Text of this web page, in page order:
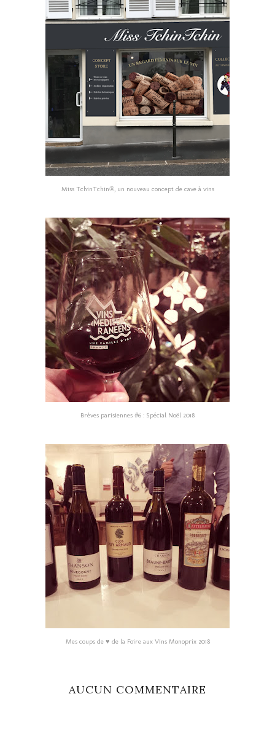
Miss TchinTchin®, un nouveau concept de cave à vins
Brèves parisiennes #6 : Spécial Noël 2018
Mes coups de ♥ de la Foire aux Vins Monoprix 2018
AUCUN COMMENTAIRE